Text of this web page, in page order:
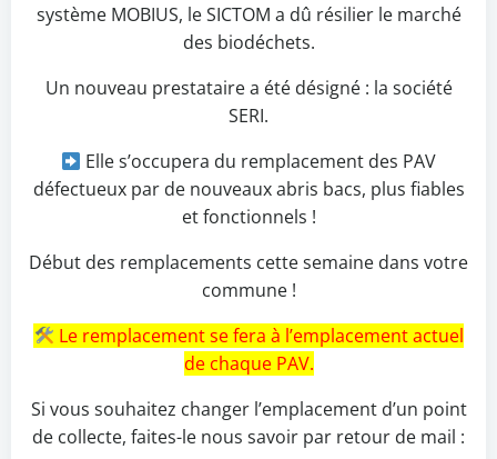
système MOBIUS, le SICTOM a dû résilier le marché
des biodéchets.
Un nouveau prestataire a été désigné : la société
SERI.
Elle s’occupera du remplacement des PAV
défectueux par de nouveaux abris bacs, plus fiables
et fonctionnels !
Début des remplacements cette semaine dans votre
commune !
Le remplacement se fera à l’emplacement actuel
de chaque PAV.
Si vous souhaitez changer l’emplacement d’un point
de collecte, faites-le nous savoir par retour de mail :